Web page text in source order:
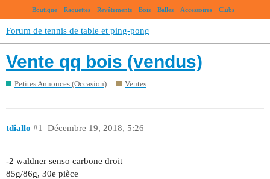
Boutique Raquettes Revêtements Bois Balles Accessoires Clubs
Forum de tennis de table et ping-pong
Vente qq bois (vendus)
Petites Annonces (Occasion) Ventes
tdiallo Décembre 19, 2018, 5:26
#1
-2 waldner senso carbone droit
85g/86g, 30e pièce